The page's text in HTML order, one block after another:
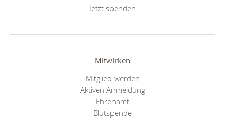
Jetzt spenden
Mitwirken
Mitglied werden
Aktiven Anmeldung
Ehrenamt
Blutspende